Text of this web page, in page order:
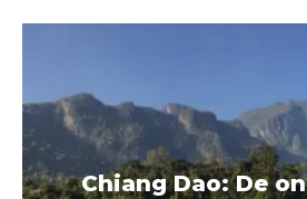
Chiang Dao: De